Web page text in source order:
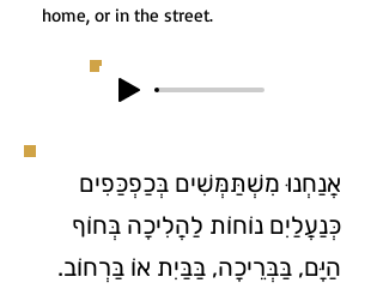
home, or in the street.
אֲנַחְנוּ מִשְׁתַּמְּשִׁים בְּכַפְכַּפִים
כְּנַעֲלַיִם נוֹחוֹת לַהֲלִיכָה בְּחוֹף
הַיָּם, בַּבְּרֵיכָה, בַּבַּיִת אוֹ בַּרְחוֹב.